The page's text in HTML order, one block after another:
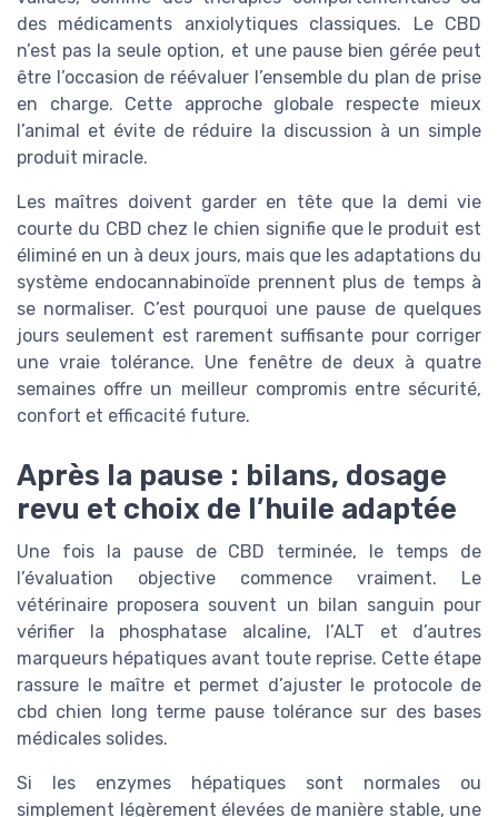
des médicaments anxiolytiques classiques. Le CBD
n’est pas la seule option, et une pause bien gérée peut
être l’occasion de réévaluer l’ensemble du plan de prise
en charge. Cette approche globale respecte mieux
l’animal et évite de réduire la discussion à un simple
produit miracle.
Les maîtres doivent garder en tête que la demi vie
courte du CBD chez le chien signifie que le produit est
éliminé en un à deux jours, mais que les adaptations du
système endocannabinoïde prennent plus de temps à
se normaliser. C’est pourquoi une pause de quelques
jours seulement est rarement suffisante pour corriger
une vraie tolérance. Une fenêtre de deux à quatre
semaines offre un meilleur compromis entre sécurité,
confort et efficacité future.
Après la pause : bilans, dosage
revu et choix de l’huile adaptée
Une fois la pause de CBD terminée, le temps de
l’évaluation objective commence vraiment. Le
vétérinaire proposera souvent un bilan sanguin pour
vérifier la phosphatase alcaline, l’ALT et d’autres
marqueurs hépatiques avant toute reprise. Cette étape
rassure le maître et permet d’ajuster le protocole de
cbd chien long terme pause tolérance sur des bases
médicales solides.
Si les enzymes hépatiques sont normales ou
simplement légèrement élevées de manière stable, une